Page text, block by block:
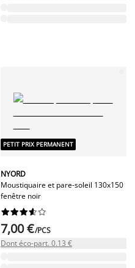
PETIT PRIX PERMANENT
NYORD
Moustiquaire et pare-soleil 130x150
fenêtre noir






7,00 €/PCS
Dont éco-part. 0.13 €